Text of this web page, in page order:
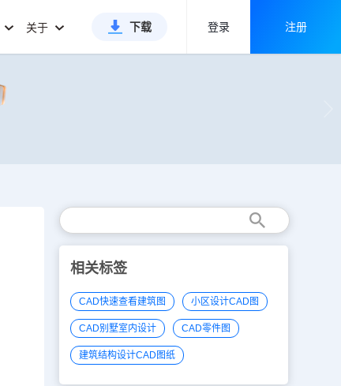
关于 下载 登录 注册
相关标签
CAD快速查看建筑图 小区设计CAD图
CAD别墅室内设计 CAD零件图
建筑结构设计CAD图纸